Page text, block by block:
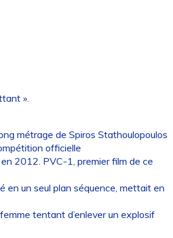
».
métrage de Spiros Stathoulopoulos
officielle
2012. PVC-1, premier film de ce
en un seul plan séquence, mettait en
tentant d’enlever un explosif